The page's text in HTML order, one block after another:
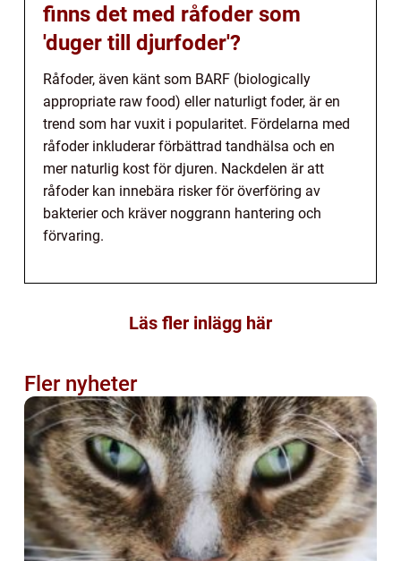
finns det med råfoder som
'duger till djurfoder'?
Råfoder, även känt som BARF (biologically
appropriate raw food) eller naturligt foder, är en
trend som har vuxit i popularitet. Fördelarna med
råfoder inkluderar förbättrad tandhälsa och en
mer naturlig kost för djuren. Nackdelen är att
råfoder kan innebära risker för överföring av
bakterier och kräver noggrann hantering och
förvaring.
Läs fler inlägg här
Fler nyheter